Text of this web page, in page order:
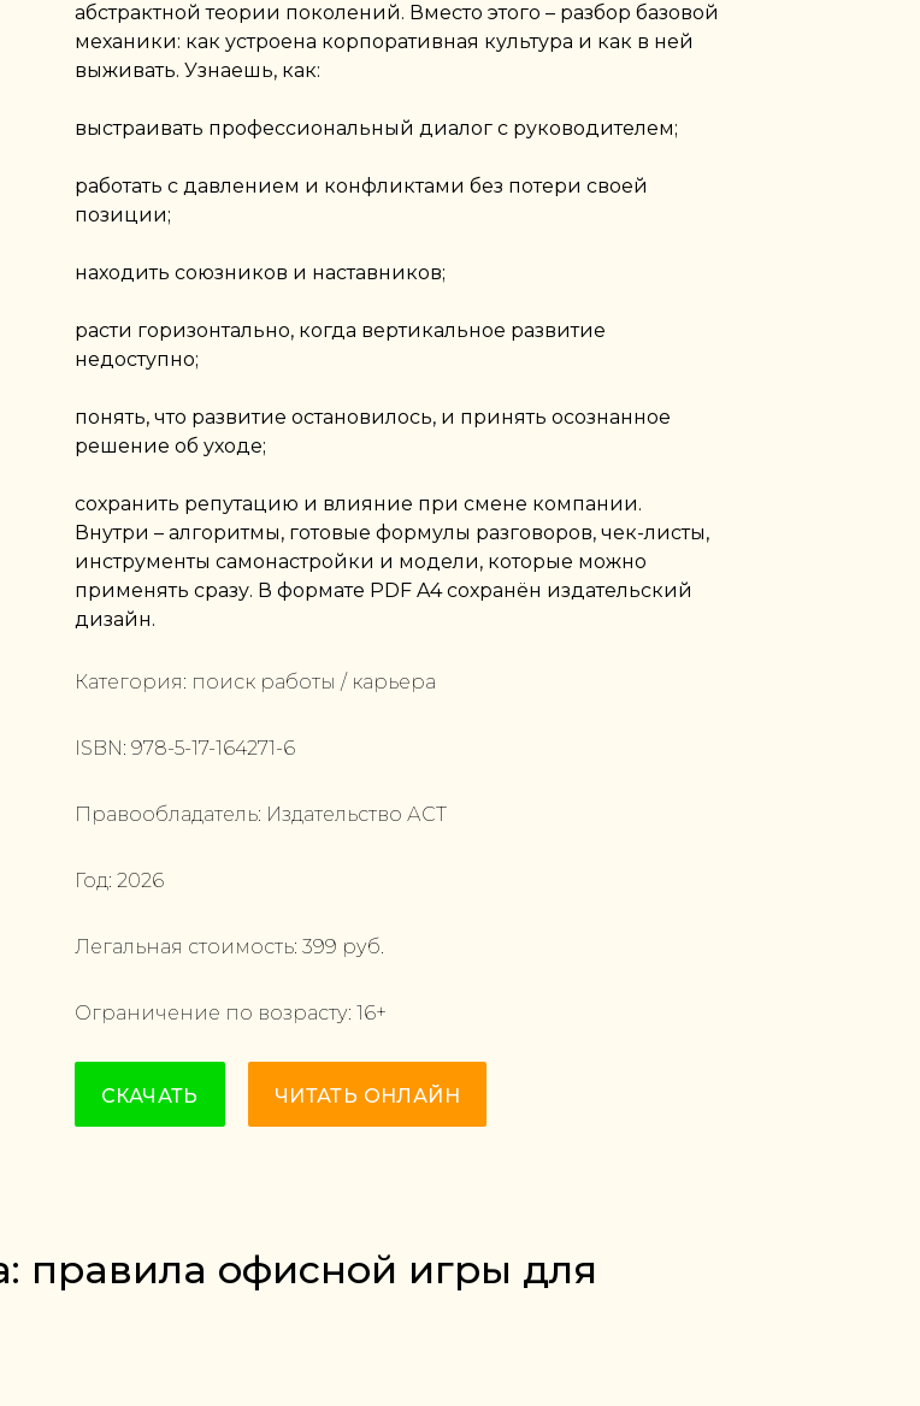
абстрактной теории поколений. Вместо этого – разбор базовой
механики: как устроена корпоративная культура и как в ней
выживать. Узнаешь, как:
выстраивать профессиональный диалог с руководителем;
работать с давлением и конфликтами без потери своей
позиции;
находить союзников и наставников;
расти горизонтально, когда вертикальное развитие
недоступно;
понять, что развитие остановилось, и принять осознанное
решение об уходе;
сохранить репутацию и влияние при смене компании.
Внутри – алгоритмы, готовые формулы разговоров, чек-листы,
инструменты самонастройки и модели, которые можно
применять сразу. В формате PDF A4 сохранён издательский
дизайн.
Категория: поиск работы / карьера
ISBN: 978-5-17-164271-6
Правообладатель: Издательство АСТ
Год: 2026
Легальная стоимость: 399 руб.
Ограничение по возрасту: 16+
СКАЧАТЬ ЧИТАТЬ ОНЛАЙН
правила офисной игры для